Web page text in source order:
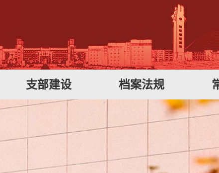
支部建设 档案法规